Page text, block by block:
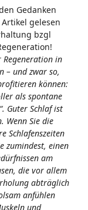
Gedanken
gelesen
bzgl
Regeneration in
– und zwar so,
können:
als spontane
Guter Schlaf ist
Wenn Sie die
Schlafenszeiten
zumindest, einen
am
die vor allem
abträglich
anfühlen
und